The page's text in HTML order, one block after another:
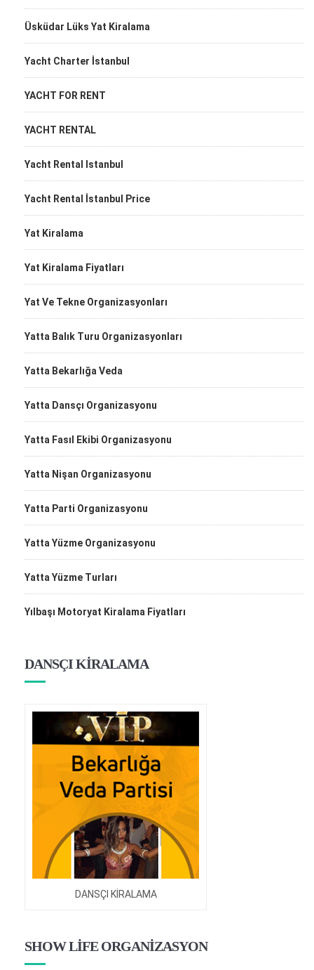
Üsküdar Lüks Yat Kiralama
Yacht Charter İstanbul
YACHT FOR RENT
YACHT RENTAL
Yacht Rental Istanbul
Yacht Rental İstanbul Price
Yat Kiralama
Yat Kiralama Fiyatları
Yat Ve Tekne Organizasyonları
Yatta Balık Turu Organizasyonları
Yatta Bekarlığa Veda
Yatta Dansçı Organizasyonu
Yatta Fasıl Ekibi Organizasyonu
Yatta Nişan Organizasyonu
Yatta Parti Organizasyonu
Yatta Yüzme Organizasyonu
Yatta Yüzme Turları
Yılbaşı Motoryat Kiralama Fiyatları
DANSÇI KİRALAMA
DANSÇI KİRALAMA
SHOW LİFE ORGANİZASYON